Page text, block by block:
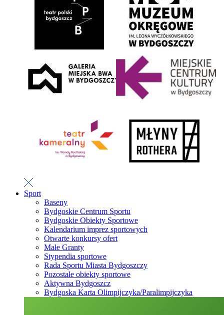
Sport
Baseny
Bydgoskie Centrum Sportu
Bydgoskie Obiekty Sportowe
Kalendarium imprez sportowych
Otwarte konkursy ofert
Małe Granty
Stypendia sportowe
Rada Sportu Miasta Bydgoszczy
Pozostałe obiekty sportowe
Aktywna Bydgoszcz
Bydgoska Karta Olimpijczyka/Paralimpijczyka